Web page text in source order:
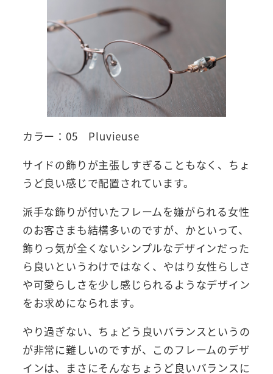
カラー：05 Pluvieuse
サイドの飾りが主張しすぎることもなく、ちょ
うど良い感じで配置されています。
派手な飾りが付いたフレームを嫌がられる女性
のお客さまも結構多いのですが、かといって、
飾りっ気が全くないシンプルなデザインだった
ら良いというわけではなく、やはり女性らしさ
や可愛らしさを少し感じられるようなデザイン
をお求めになられます。
やり過ぎない、ちょどう良いバランスというの
が非常に難しいのですが、このフレームのデザ
インは、まさにそんなちょうど良いバランスに